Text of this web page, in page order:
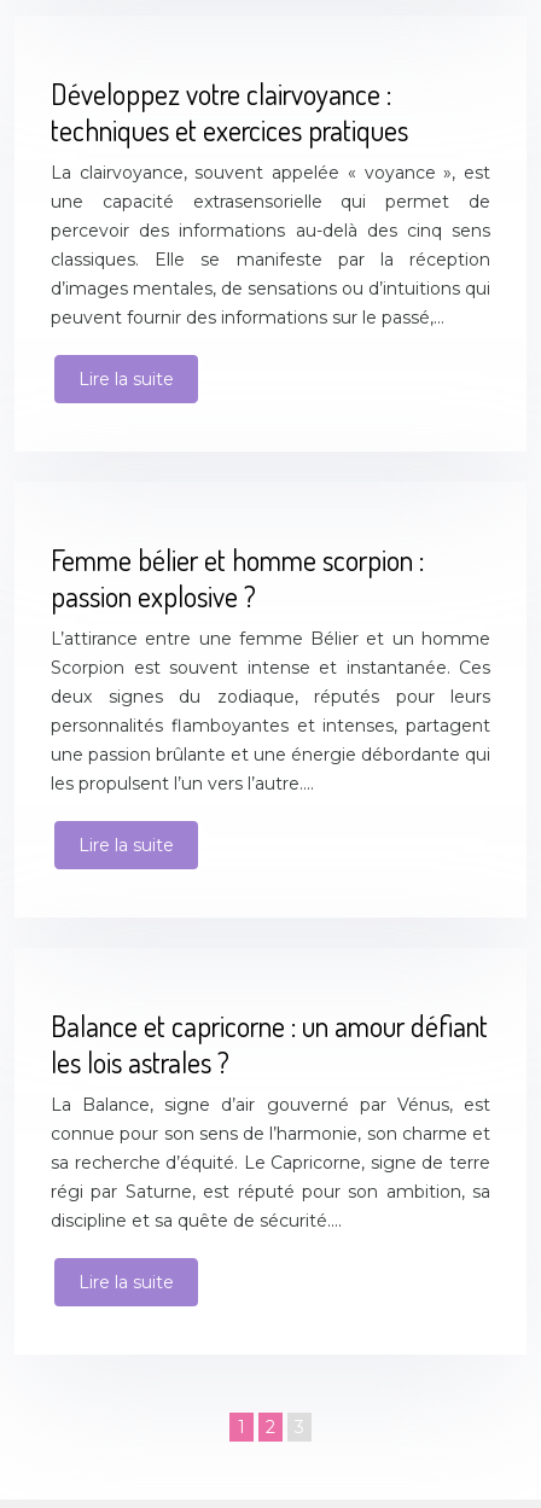
Développez votre clairvoyance :
techniques et exercices pratiques
La clairvoyance, souvent appelée « voyance », est
une capacité extrasensorielle qui permet de
percevoir des informations au-delà des cinq sens
classiques. Elle se manifeste par la réception
d’images mentales, de sensations ou d’intuitions qui
peuvent fournir des informations sur le passé,…
Lire la suite
Femme bélier et homme scorpion :
passion explosive ?
L’attirance entre une femme Bélier et un homme
Scorpion est souvent intense et instantanée. Ces
deux signes du zodiaque, réputés pour leurs
personnalités flamboyantes et intenses, partagent
une passion brûlante et une énergie débordante qui
les propulsent l’un vers l’autre….
Lire la suite
Balance et capricorne : un amour défiant
les lois astrales ?
La Balance, signe d’air gouverné par Vénus, est
connue pour son sens de l’harmonie, son charme et
sa recherche d’équité. Le Capricorne, signe de terre
régi par Saturne, est réputé pour son ambition, sa
discipline et sa quête de sécurité….
Lire la suite
1 2 3